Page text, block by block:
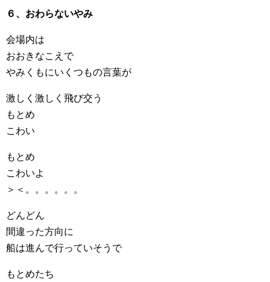
６、おわらないやみ
会場内は
おおきなこえで
やみくもにいくつもの言葉が
激しく激しく飛び交う
もとめ
こわい
もとめ
こわいよ
＞＜。。。。。。
どんどん
間違った方向に
船は進んで行っていそうで
もとめたち